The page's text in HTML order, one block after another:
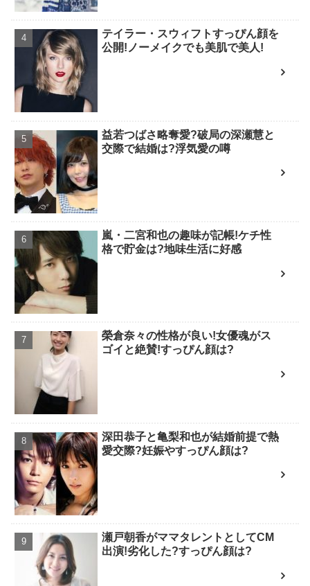
テイラー・スウィフトすっぴん顔を
公開!ノーメイクでも美肌で美人!
益若つばさ略奪愛?破局の深瀬慧と
交際で結婚は?浮気愛の噂
嵐・二宮和也の趣味が記帳!ケチ性
格で貯金は?地味生活に好感
榮倉奈々の性格が良い!女優魂がス
ゴイと絶賛!すっぴん顔は?
深田恭子と亀梨和也が結婚前提で熱
愛交際?妊娠やすっぴん顔は?
瀬戸朝香がママタレントとしてCM
出演!劣化した?すっぴん顔は?